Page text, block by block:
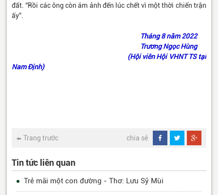
đất. “Rồi các ông còn ám ảnh đến lúc chết vì một thời chiến trận
ấy”.
Tháng 8 năm 2022
Trương Ngọc Hùng
(Hội viên Hội VHNT TS tại
Nam Định)
Trang trước chia sẻ
Tin tức liên quan
Trẻ mãi một con đường - Thơ: Lưu Sỹ Mùi